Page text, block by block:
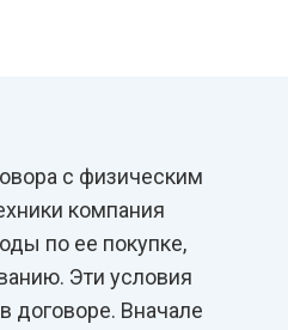
с физическим
компания
по ее покупке,
Эти условия
договоре. Вначале